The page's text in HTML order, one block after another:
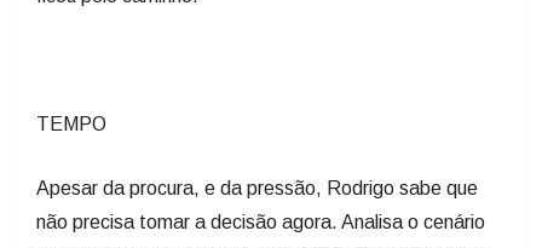
TEMPO
Apesar da procura, e da pressão, Rodrigo sabe que
não precisa tomar a decisão agora. Analisa o cenário